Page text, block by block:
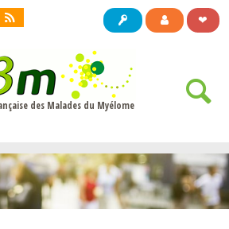
❤
des Malades du Myélome